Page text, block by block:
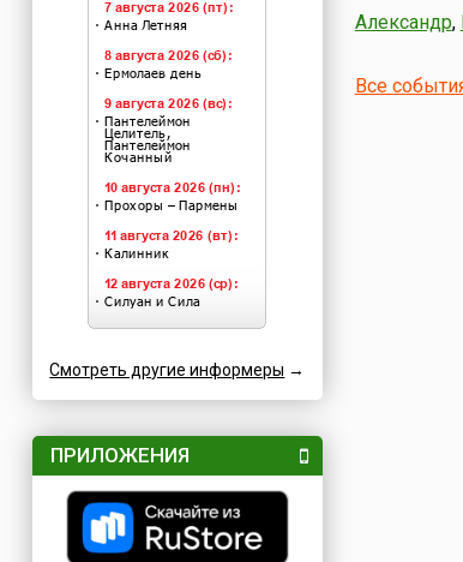
Смотреть другие информеры →
ПРИЛОЖЕНИЯ
Александр,
Все